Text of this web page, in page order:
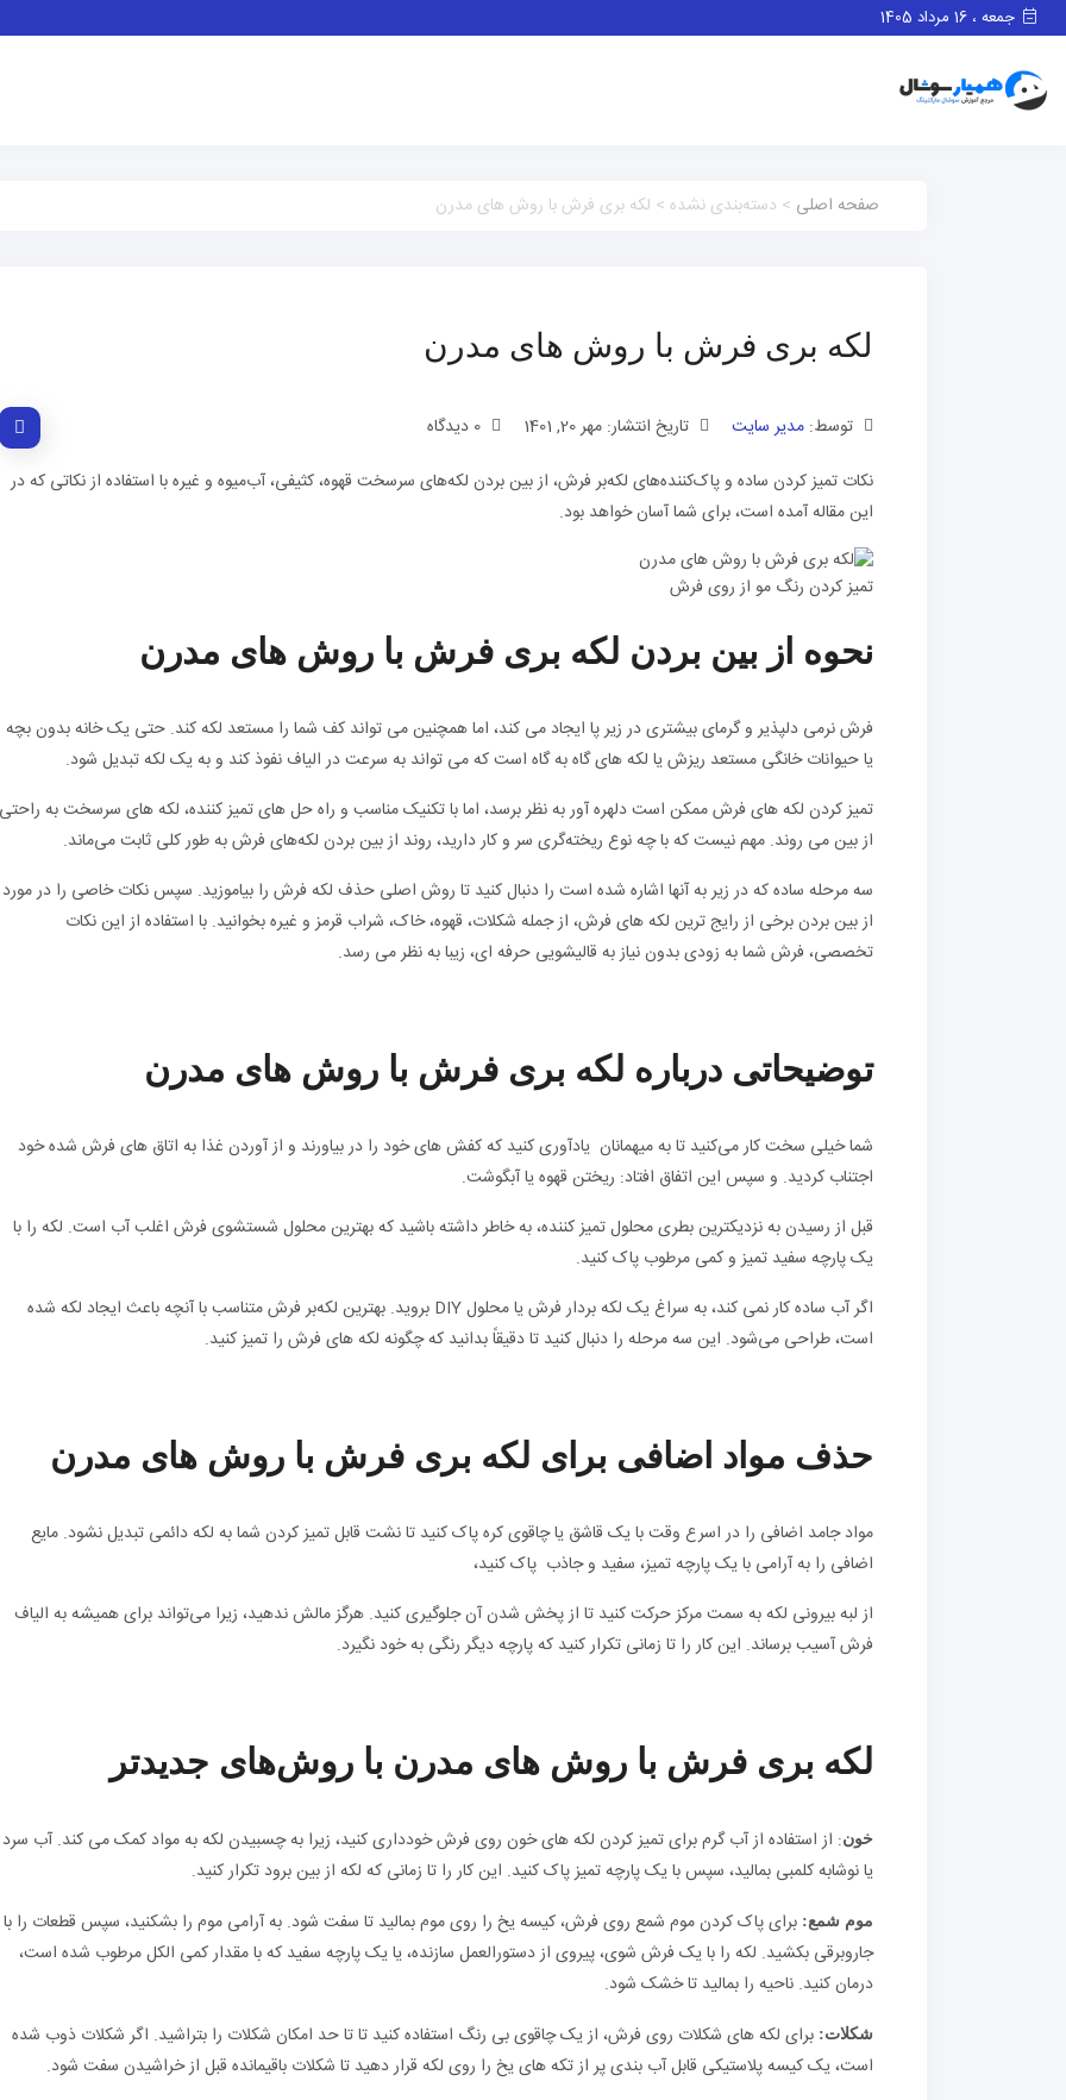
جمعه ، 16 مرداد 1405
صفحه اصلی > دسته‌بندی نشده > لکه بری فرش با روش های مدرن
لکه بری فرش با روش های مدرن
توسط: مدیر سایت تاریخ انتشار: مهر 20, 1401
نکات تمیز کردن ساده و پاک‌کننده‌های لکه‌بر فرش، از بین بردن لکه‌های سرسخت قهوه، کثیفی، آب‌میوه و غیره با استفاده از نکاتی که در
این مقاله آمده است، برای شما آسان خواهد بود.
تمیز کردن رنگ مو از روی فرش
نحوه از بین بردن لکه بری فرش با روش های مدرن
فرش نرمی دلپذیر و گرمای بیشتری در زیر پا ایجاد می کند، اما همچنین می تواند کف شما را مستعد لکه کند. حتی یک خانه بدون بچه
یا حیوانات خانگی مستعد ریزش یا لکه های گاه به گاه است که می تواند به سرعت در الیاف نفوذ کند و به یک لکه تبدیل شود.
تمیز کردن لکه های فرش ممکن است دلهره آور به نظر برسد، اما با تکنیک مناسب و راه حل های تمیز کننده، لکه های سرسخت به راحتی
از بین می روند. مهم نیست که با چه نوع ریخته‌گری سر و کار دارید، روند از بین بردن لکه‌های فرش به طور کلی ثابت می‌ماند.
سه مرحله ساده که در زیر به آنها اشاره شده است را دنبال کنید تا روش اصلی حذف لکه فرش را بیاموزید. سپس نکات خاصی را در مورد
از بین بردن برخی از رایج ترین لکه های فرش، از جمله شکلات، قهوه، خاک، شراب قرمز و غیره بخوانید. با استفاده از این نکات
تخصصی، فرش شما به زودی بدون نیاز به قالیشویی حرفه ای، زیبا به نظر می رسد.
توضیحاتی درباره لکه بری فرش با روش های مدرن
شما خیلی سخت کار می‌کنید تا به میهمانان یادآوری کنید که کفش های خود را در بیاورند و از آوردن غذا به اتاق های فرش شده خود
اجتناب کردید. و سپس این اتفاق افتاد: ریختن قهوه یا آبگوشت.
قبل از رسیدن به نزدیکترین بطری محلول تمیز کننده، به خاطر داشته باشید که بهترین محلول شستشوی فرش اغلب آب است. لکه را با
یک پارچه سفید تمیز و کمی مرطوب پاک کنید.
اگر آب ساده کار نمی کند، به سراغ یک لکه بردار فرش یا محلول DIY بروید. بهترین لکه‌بر فرش متناسب با آنچه باعث ایجاد لکه شده
است، طراحی می‌شود. این سه مرحله را دنبال کنید تا دقیقاً بدانید که چگونه لکه های فرش را تمیز کنید.
حذف مواد اضافی برای لکه بری فرش با روش های مدرن
مواد جامد اضافی را در اسرع وقت با یک قاشق یا چاقوی کره پاک کنید تا نشت قابل تمیز کردن شما به لکه دائمی تبدیل نشود. مایع
اضافی را به آرامی با یک پارچه تمیز، سفید و جاذب پاک کنید،
از لبه بیرونی لکه به سمت مرکز حرکت کنید تا از پخش شدن آن جلوگیری کنید. هرگز مالش ندهید، زیرا می‌تواند برای همیشه به الیاف
فرش آسیب برساند. این کار را تا زمانی تکرار کنید که پارچه دیگر رنگی به خود نگیرد.
لکه بری فرش با روش های مدرن با روش‌های جدیدتر
خون: از استفاده از آب گرم برای تمیز کردن لکه های خون روی فرش خودداری کنید، زیرا به چسبیدن لکه به مواد کمک می کند. آب سرد
یا نوشابه کلمبی بمالید، سپس با یک پارچه تمیز پاک کنید. این کار را تا زمانی که لکه از بین برود تکرار کنید.
موم شمع: برای پاک کردن موم شمع روی فرش، کیسه یخ را روی موم بمالید تا سفت شود. به آرامی موم را بشکنید، سپس قطعات را با
جاروبرقی بکشید. لکه را با یک فرش شوی، پیروی از دستورالعمل سازنده، یا یک پارچه سفید که با مقدار کمی الکل مرطوب شده است،
درمان کنید. ناحیه را بمالید تا خشک شود.
شکلات: برای لکه های شکلات روی فرش، از یک چاقوی بی رنگ استفاده کنید تا تا حد امکان شکلات را بتراشید. اگر شکلات ذوب شده
است، یک کیسه پلاستیکی قابل آب بندی پر از تکه های یخ را روی لکه قرار دهید تا شکلات باقیمانده قبل از خراشیدن سفت شود.